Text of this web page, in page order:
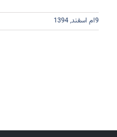
9ام اسفند, 1394